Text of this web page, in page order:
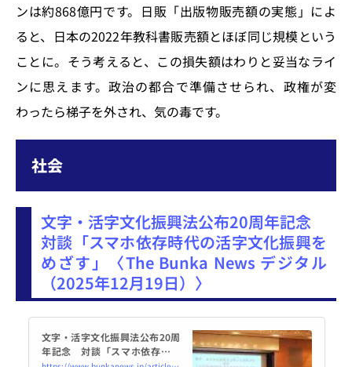
ンは約868億円です。日販「出版物販売額の実態」によ
ると、日本の2022年教科書販売額とほぼ同じ規模という
ことに。そう考えると、この損失額はわりと妥当なライ
ンに思えます。政治の都合で準備させられ、政権が変
わったら梯子を外され、気の毒です。
社会
文字・活字文化振興法公布20周年記念
対談「スマホ依存時代の活字文化振興を
めざす」〈The Bunka News デジタル
（2025年12月19日）〉
文字・活字文化振興法公布20周
年記念 対談「スマホ依存時代